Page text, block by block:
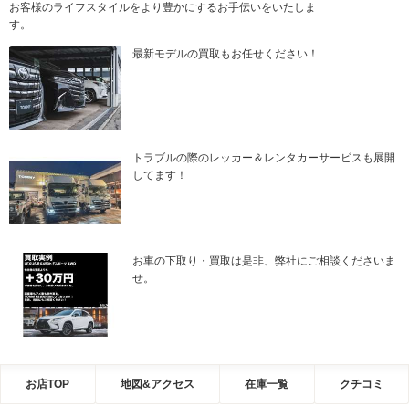
お客様のライフスタイルをより豊かにするお手伝いをいたしま
す。
最新モデルの買取もお任せください！
トラブルの際のレッカー＆レンタカーサービスも展開
してます！
お車の下取り・買取は是非、弊社にご相談くださいま
せ。
お店TOP 地図&アクセス 在庫一覧 クチコミ